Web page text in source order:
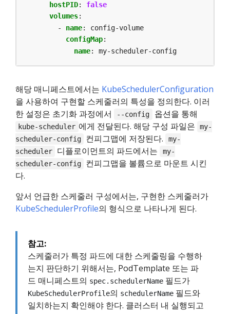
hostPID:
false
volumes:
- name:
config-volume
configMap:
name: my-scheduler-config
해당 매니페스트에서는 KubeSchedulerConfiguration
을 사용하여 구현할 스케줄러의 특성을 정의한다. 이러
한 설정은 초기화 과정에서
--config 옵션을 통해
kube-scheduler 에게 전달된다. 해당 구성 파일은
my-
scheduler-config
컨피그맵에 저장된다.
my-
scheduler
디플로이먼트의 파드에서는
my-
scheduler-config
컨피그맵을 볼륨으로 마운트 시킨
다.
앞서 언급한 스케줄러 구성에서는, 구현한 스케줄러가
KubeSchedulerProfile의 형식으로 나타나게 된다.
참고:
스케줄러가 특정 파드에 대한 스케줄링을 수행하
는지 판단하기 위해서는, PodTemplate 또는 파
드 매니페스트의 spec.schedulerName 필드가
KubeSchedulerProfile의 schedulerName 필드와
일치하는지 확인해야 한다. 클러스터 내 실행되고